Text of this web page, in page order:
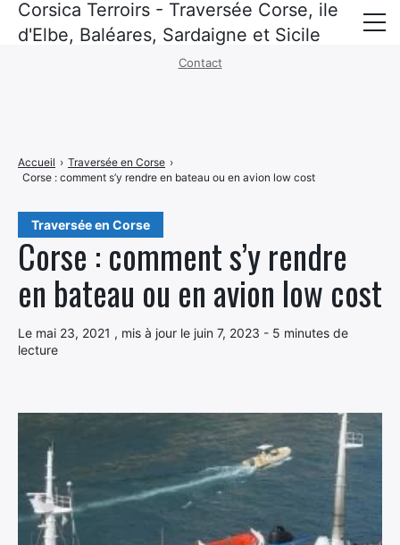
Traversée en Corse
Corse : comment s’y rendre
en bateau ou en avion low cost
Le mai 23, 2021 , mis à jour le juin 7, 2023 - 5 minutes de
lecture
Accueil › Traversée en Corse ›
Corse : comment s’y rendre en bateau ou en avion low cost
Corsica Terroirs - Traversée Corse, ile
d'Elbe, Baléares, Sardaigne et Sicile
Sicile
ile d’elbe
Croisières
Recettes corses
Politique de confidentialité
Mentions légales · Politique de confidentialité
Contact